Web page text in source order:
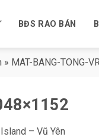
BĐS RAO BÁN
» MAT-BANG-TONG-
– Vũ Yên